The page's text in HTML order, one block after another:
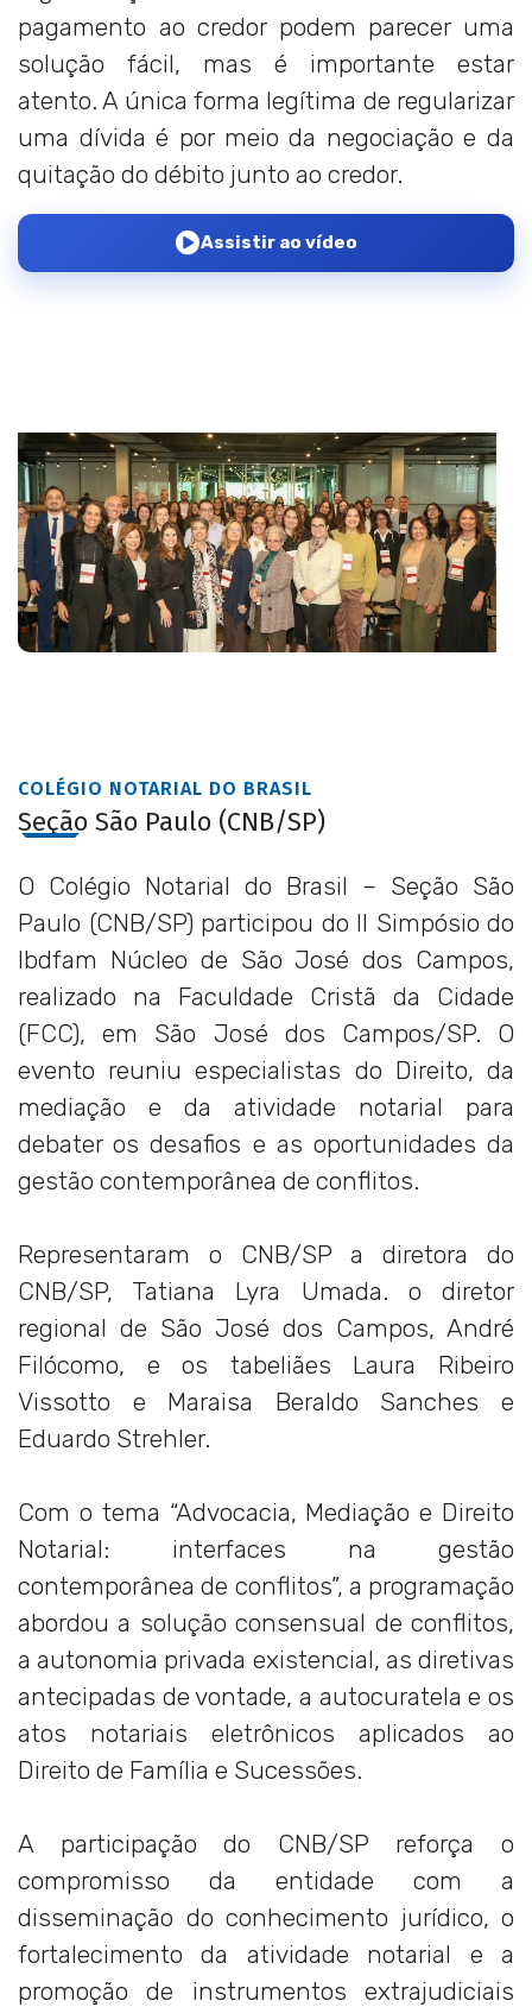
pagamento ao credor podem parecer uma
solução fácil, mas é importante estar
atento. A única forma legítima de regularizar
uma dívida é por meio da negociação e da
quitação do débito junto ao credor.
Assistir ao vídeo
COLÉGIO NOTARIAL DO BRASIL
Seção São Paulo (CNB/SP)
O Colégio Notarial do Brasil – Seção São
Paulo (CNB/SP) participou do II Simpósio do
Ibdfam Núcleo de São José dos Campos,
realizado na Faculdade Cristã da Cidade
(FCC), em São José dos Campos/SP. O
evento reuniu especialistas do Direito, da
mediação e da atividade notarial para
debater os desafios e as oportunidades da
gestão contemporânea de conflitos.
Representaram o CNB/SP a diretora do
CNB/SP, Tatiana Lyra Umada. o diretor
regional de São José dos Campos, André
Filócomo, e os tabeliães Laura Ribeiro
Vissotto e Maraisa Beraldo Sanches e
Eduardo Strehler.
Com o tema “Advocacia, Mediação e Direito
Notarial: interfaces na gestão
contemporânea de conflitos”, a programação
abordou a solução consensual de conflitos,
a autonomia privada existencial, as diretivas
antecipadas de vontade, a autocuratela e os
atos notariais eletrônicos aplicados ao
Direito de Família e Sucessões.
A participação do CNB/SP reforça o
compromisso da entidade com a
disseminação do conhecimento jurídico, o
fortalecimento da atividade notarial e a
promoção de instrumentos extrajudiciais